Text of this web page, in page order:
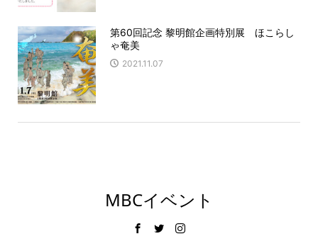
第60回記念 黎明館企画特別展 ほこらし
ゃ奄美
2021.11.07
MBCイベント